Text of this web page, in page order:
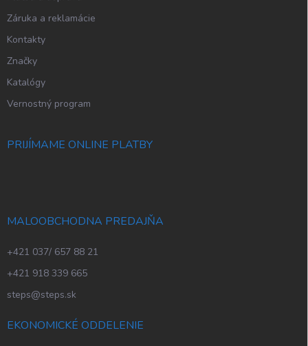
Záruka a reklamácie
Kontakty
Značky
Katalógy
Vernostný program
PRIJÍMAME ONLINE PLATBY
MALOOBCHODNA PREDAJŇA
+421 037/ 657 88 21
+421 918 339 665
steps@steps.sk
EKONOMICKÉ ODDELENIE